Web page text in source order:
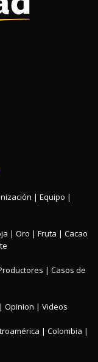
| Equipo |
| Oro | Fruta | Cacao
| Casos de
| Opinion | Videos
| Colombia |